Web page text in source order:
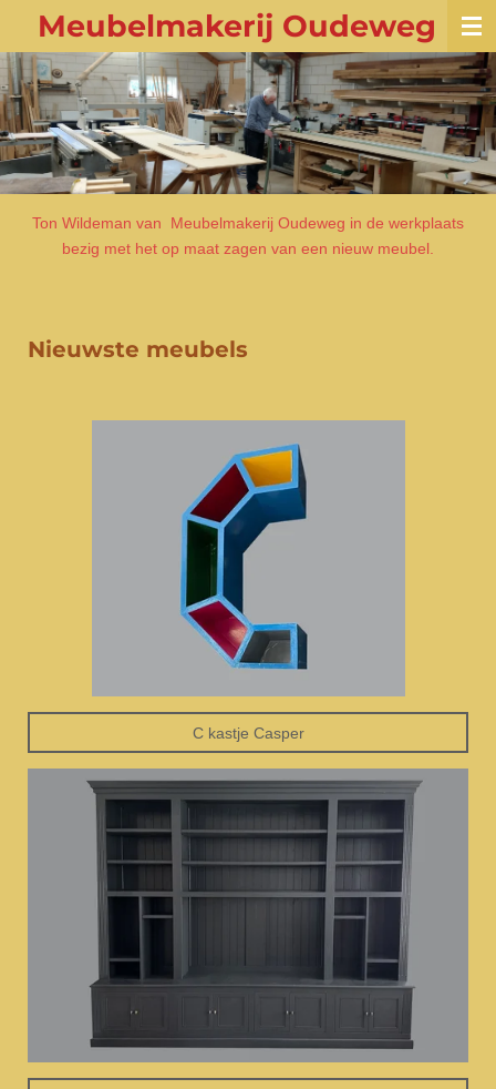
naar
de
hoofdinhoud
Meubelmakerij Oudeweg
Ton Wildeman van Meubelmakerij Oudeweg in de werkplaats
bezig met het op maat zagen van een nieuw meubel.
Nieuwste meubels
C kastje Casper